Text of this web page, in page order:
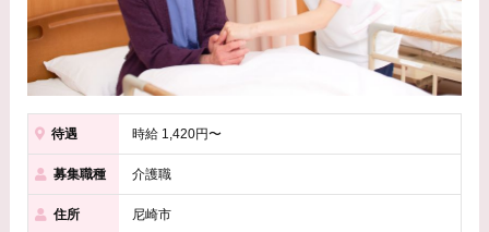
待遇 時給 1,420円〜
募集職種 介護職
住所 尼崎市